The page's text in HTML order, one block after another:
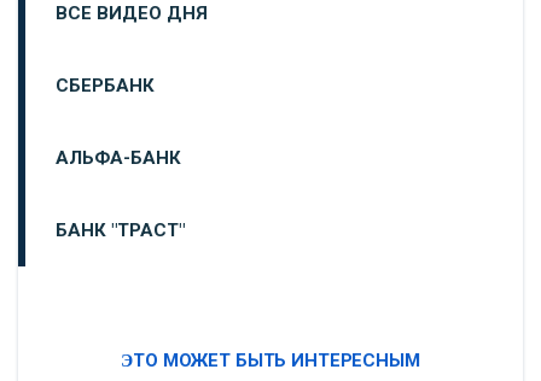
ВСЕ ВИДЕО ДНЯ
СБЕРБАНК
АЛЬФА-БАНК
БАНК "ТРАСТ"
ЭТО МОЖЕТ БЫТЬ ИНТЕРЕСНЫМ